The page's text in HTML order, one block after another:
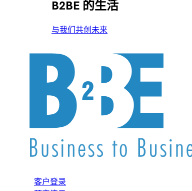
B2BE 的生活
与我们共创未来
客户登录